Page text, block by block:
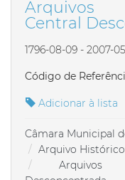
Arquivos
Central
1796-08-09 - 2007-
Código de
Adicionar à lista
Câmara Municipal
Arquivo
Arquivos